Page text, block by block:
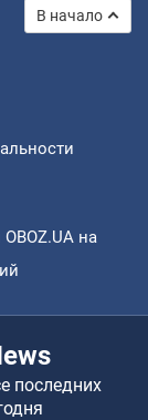
В начало
на
последних